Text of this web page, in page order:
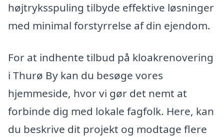
højtryksspuling tilbyde effektive løsninger
med minimal forstyrrelse af din ejendom.
For at indhente tilbud på kloakrenovering
i Thurø By kan du besøge vores
hjemmeside, hvor vi gør det nemt at
forbinde dig med lokale fagfolk. Here, kan
du beskrive dit projekt og modtage flere